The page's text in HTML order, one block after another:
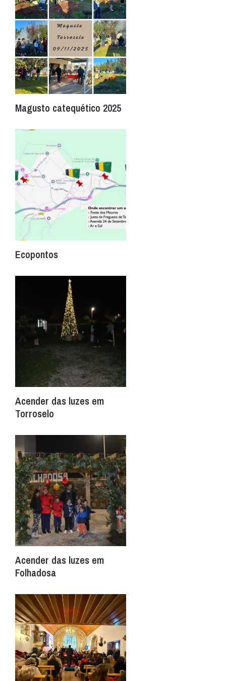
Magusto catequético 2025
Ecopontos
Acender das luzes em
Torroselo
Acender das luzes em
Folhadosa